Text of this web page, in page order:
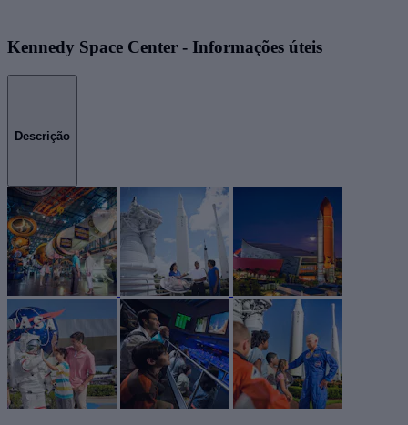
Kennedy Space Center - Informações úteis
Descrição